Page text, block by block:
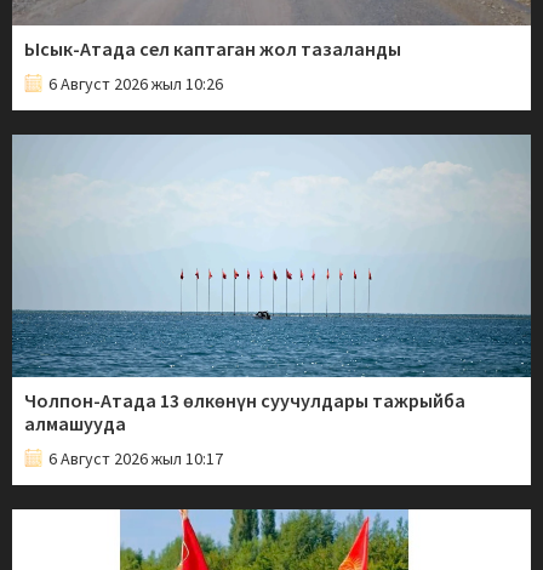
Ысык-Атада сел каптаган жол тазаланды
6 Август 2026 жыл 10:26
Чолпон-Атада 13 өлкөнүн суучулдары тажрыйба
алмашууда
6 Август 2026 жыл 10:17